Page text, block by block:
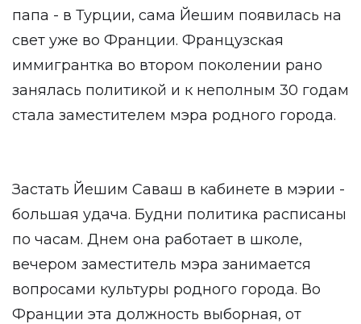
папа - в Турции, сама Йешим появилась на
свет уже во Франции. Французская
иммигрантка во втором поколении рано
занялась политикой и к неполным 30 годам
стала заместителем мэра родного города.
Застать Йешим Саваш в кабинете в мэрии -
большая удача. Будни политика расписаны
по часам. Днем она работает в школе,
вечером заместитель мэра занимается
вопросами культуры родного города. Во
Франции эта должность выборная, от